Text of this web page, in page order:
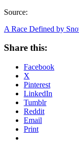
Source:
A Race Defined by
Share this:
Facebook
X
Pinterest
LinkedIn
Tumblr
Reddit
Email
Print